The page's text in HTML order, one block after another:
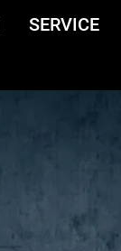
SERVICE